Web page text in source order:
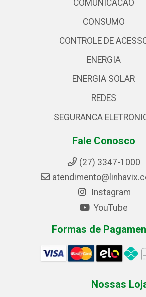
COMUNICACAO
CONSUMO
CONTROLE DE
ENERGIA
ENERGIA SOLAR
REDES
SEGURANCA
Fale Conosco
(27) 3347-1000
Instagram
YouTube
Formas de
Nossas